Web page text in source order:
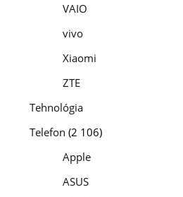
VAIO
vivo
Xiaomi
ZTE
Tehnológia
Telefon (2 106)
Apple
ASUS